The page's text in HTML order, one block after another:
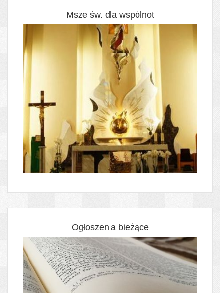
Msze św. dla wspólnot
Ogłoszenia bieżące